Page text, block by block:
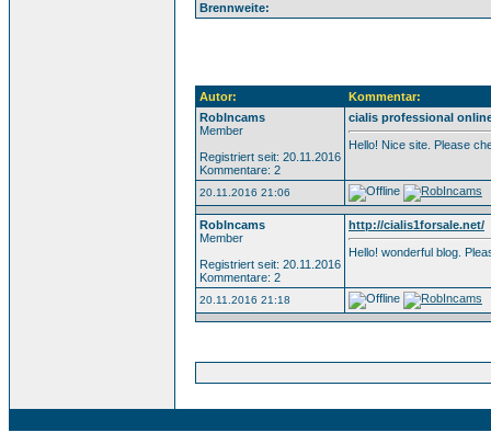
Brennweite:
Autor:
Kommentar:
RobIncams
Member
Registriert seit: 20.11.2016
Kommentare: 2
cialis professional
Hello! Nice site. Please
20.11.2016 21:06
RobIncams
Member
Registriert seit: 20.11.2016
Kommentare: 2
http://cialis1forsale.net/
Hello! wonderful blog.
20.11.2016 21:18